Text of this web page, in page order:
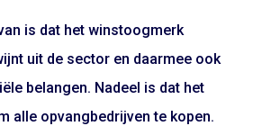
is dat het winstoogmerk
uit de sector en daarmee ook
belangen. Nadeel is dat het
alle opvangbedrijven te kopen.